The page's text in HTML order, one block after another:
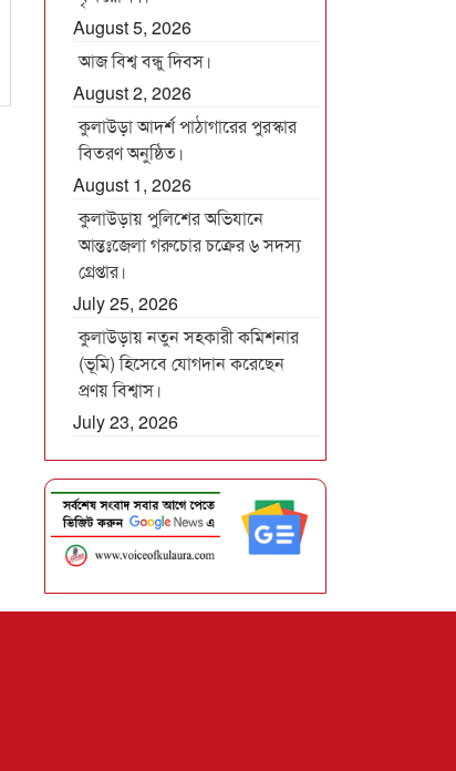
August 5, 2026
আজ বিশ্ব বন্ধু দিবস।
August 2, 2026
কুলাউড়া আদর্শ পাঠাগারের পুরস্কার
বিতরণ অনুষ্ঠিত।
August 1, 2026
কুলাউড়ায় পুলিশের অভিযানে
আন্তঃজেলা গরুচোর চক্রের ৬ সদস্য
গ্রেপ্তার।
July 25, 2026
কুলাউড়ায় নতুন সহকারী কমিশনার
(ভূমি) হিসেবে যোগদান করেছেন
প্রণয় বিশ্বাস।
July 23, 2026